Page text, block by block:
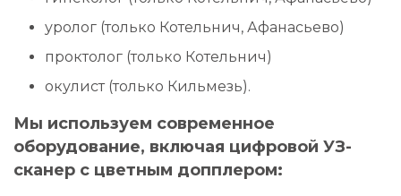
уролог (только Котельнич, Афанасьево)
проктолог (только Котельнич)
окулист (только Кильмезь).
Мы используем современное
оборудование, включая цифровой УЗ-
сканер с цветным допплером: